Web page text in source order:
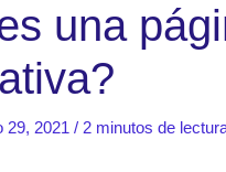
una
29, 2021/ 2 minutos de